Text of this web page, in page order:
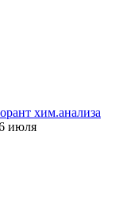
хим.анализа
июля